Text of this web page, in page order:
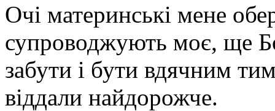
Очі материнські мене
супроводжують моє, ще
забути і бути вдячним
віддали найдорожче.